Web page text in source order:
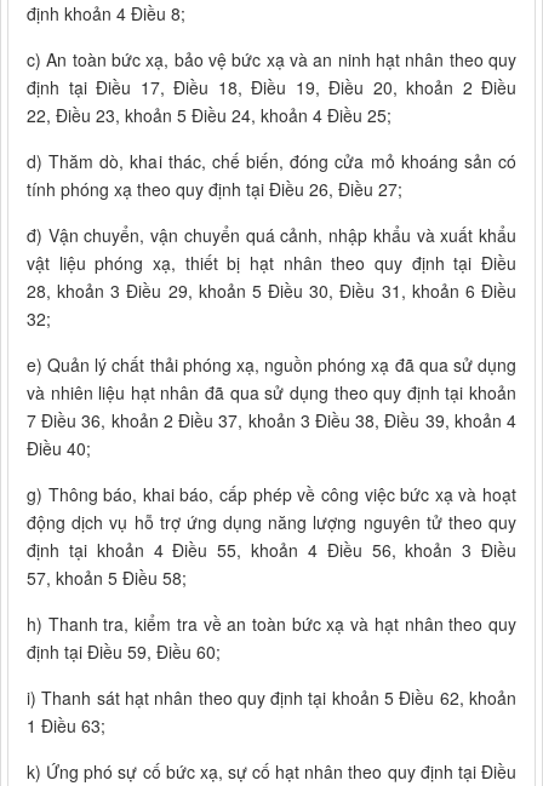
định khoản 4 Điều 8;
c) An toàn bức xạ, bảo vệ bức xạ và an ninh hạt nhân theo quy
định tại Điều 17, Điều 18, Điều 19, Điều 20, khoản 2 Điều
22, Điều 23, khoản 5 Điều 24, khoản 4 Điều 25;
d) Thăm dò, khai thác, chế biến, đóng cửa mỏ khoáng sản có
tính phóng xạ theo quy định tại Điều 26, Điều 27;
đ) Vận chuyển, vận chuyển quá cảnh, nhập khẩu và xuất khẩu
vật liệu phóng xạ, thiết bị hạt nhân theo quy định tại Điều
28, khoản 3 Điều 29, khoản 5 Điều 30, Điều 31, khoản 6 Điều
32;
e) Quản lý chất thải phóng xạ, nguồn phóng xạ đã qua sử dụng
và nhiên liệu hạt nhân đã qua sử dụng theo quy định tại khoản
7 Điều 36, khoản 2 Điều 37, khoản 3 Điều 38, Điều 39, khoản 4
Điều 40;
g) Thông báo, khai báo, cấp phép về công việc bức xạ và hoạt
động dịch vụ hỗ trợ ứng dụng năng lượng nguyên tử theo quy
định tại khoản 4 Điều 55, khoản 4 Điều 56, khoản 3 Điều
57, khoản 5 Điều 58;
h) Thanh tra, kiểm tra về an toàn bức xạ và hạt nhân theo quy
định tại Điều 59, Điều 60;
i) Thanh sát hạt nhân theo quy định tại khoản 5 Điều 62, khoản
1 Điều 63;
k) Ứng phó sự cố bức xạ, sự cố hạt nhân theo quy định tại Điều